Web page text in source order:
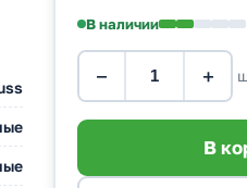
В наличии
− +